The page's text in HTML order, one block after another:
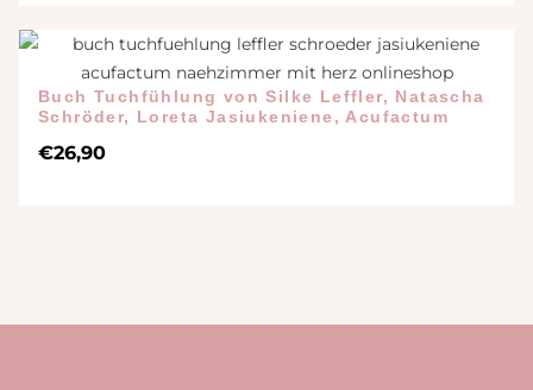
Buch Tuchfühlung von Silke Leffler, Natascha
Schröder, Loreta Jasiukeniene, Acufactum
€26,90